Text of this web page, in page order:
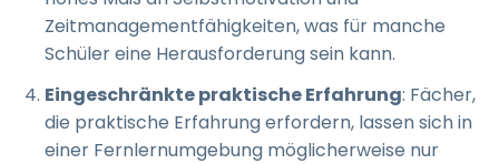
Zeitmanagementfähigkeiten, was für manche
Schüler eine Herausforderung sein kann.
Eingeschränkte praktische Erfahrung: Fächer,
die praktische Erfahrung erfordern, lassen sich in
einer Fernlernumgebung möglicherweise nur